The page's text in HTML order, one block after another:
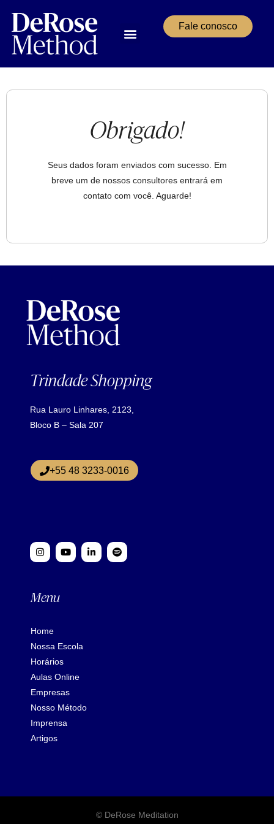
Fale conosco
Obrigado!
Seus dados foram enviados com sucesso. Em
breve um de nossos consultores entrará em
contato com você. Aguarde!
Trindade Shopping
Rua Lauro Linhares, 2123,
Bloco B – Sala 207
+55 48 3233-0016
Menu
Home
Nossa Escola
Horários
Aulas Online
Empresas
Nosso Método
Imprensa
Artigos
© DeRose Meditation